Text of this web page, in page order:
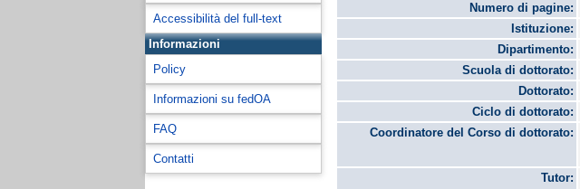
Accessibilità del full-text
Informazioni
Policy
Informazioni su fedOA
FAQ
Contatti
Numero di pagine:
Istituzione:
Dipartimento:
Scuola di dottorato:
Dottorato:
Ciclo di dottorato:
Coordinatore del Corso di dottorato:
Tutor: